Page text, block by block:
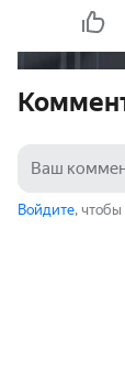
Войдите,